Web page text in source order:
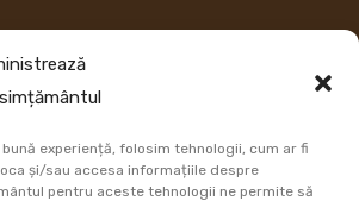
experiență, folosim tehnologii, cum ar fi
și/sau accesa informațiile despre
pentru aceste tehnologii ne permite să